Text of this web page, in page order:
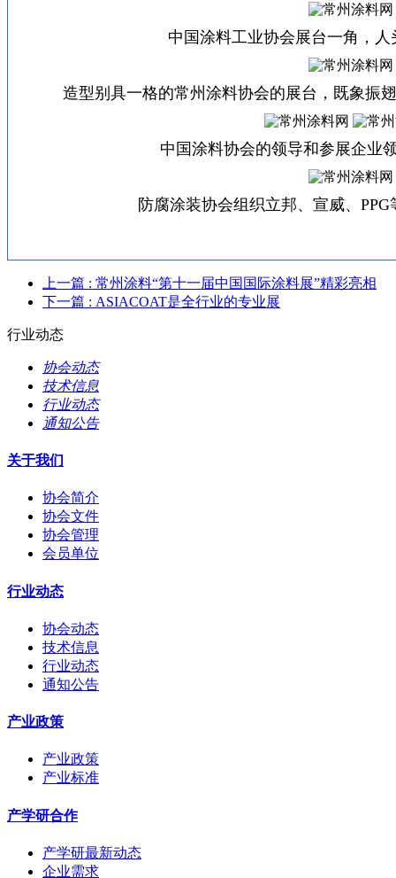
中国涂料工业协会展台一角，
造型别具一格的常州涂料协会的展台，既象振
中国涂料协会的领导和参展企业
防腐涂装协会组织立邦、宣威、 PPG
上一篇 : 常州涂料“第十一届中国国际涂料展”精彩亮相
下一篇 : ASIACOAT是全行业的专业展
行业动态
协会动态
技术信息
行业动态
通知公告
关于我们
协会简介
协会文件
协会管理
会员单位
行业动态
协会动态
技术信息
行业动态
通知公告
产业政策
产业政策
产业标准
产学研合作
产学研最新动态
企业需求